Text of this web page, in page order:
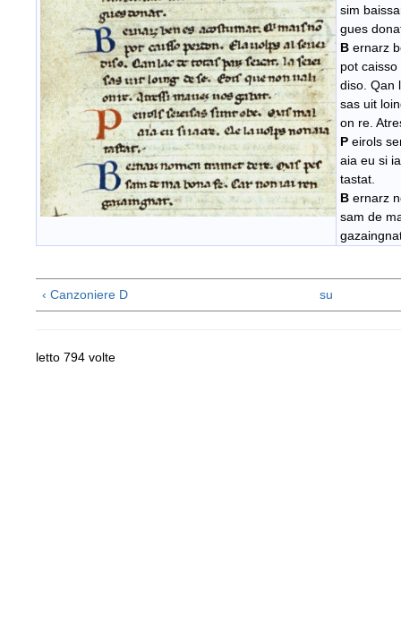
sim
gues
B ernarz
pot
diso. Qan
sas uit
on re.
P eirols
aia eu si
tastat.
B ernarz
sam de
‹ Canzoniere D su
letto 794 volte